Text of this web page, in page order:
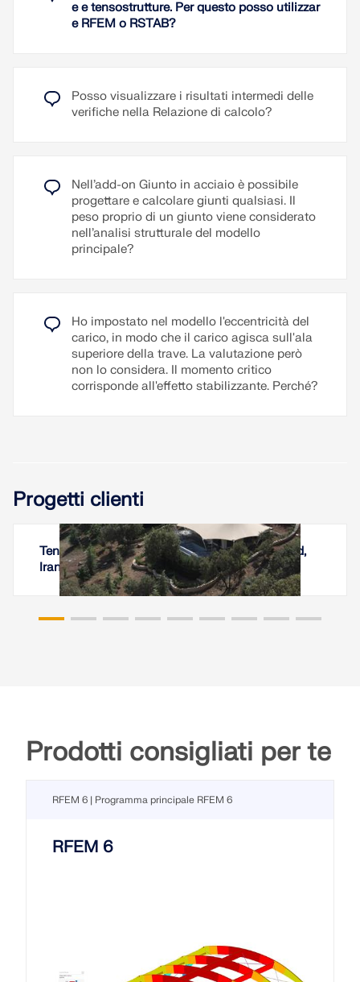
e e tensostrutture. Per questo posso utilizzar
e RFEM o RSTAB?
Posso visualizzare i risultati intermedi delle
verifiche nella Relazione di calcolo?
Nell’add-on Giunto in acciaio è possibile
progettare e calcolare giunti qualsiasi. Il
peso proprio di un giunto viene considerato
nell’analisi strutturale del modello
principale?
Ho impostato nel modello l'eccentricità del
carico, in modo che il carico agisca sull'ala
superiore della trave. La valutazione però
non lo considera. Il momento critico
corrisponde all'effetto stabilizzante. Perché?
Progetti clienti
Tensostruttura all'Armoon Camp, Khorramabad,
Iran
Prodotti consigliati per te
RFEM 6 | Programma principale RFEM 6
RFEM 6